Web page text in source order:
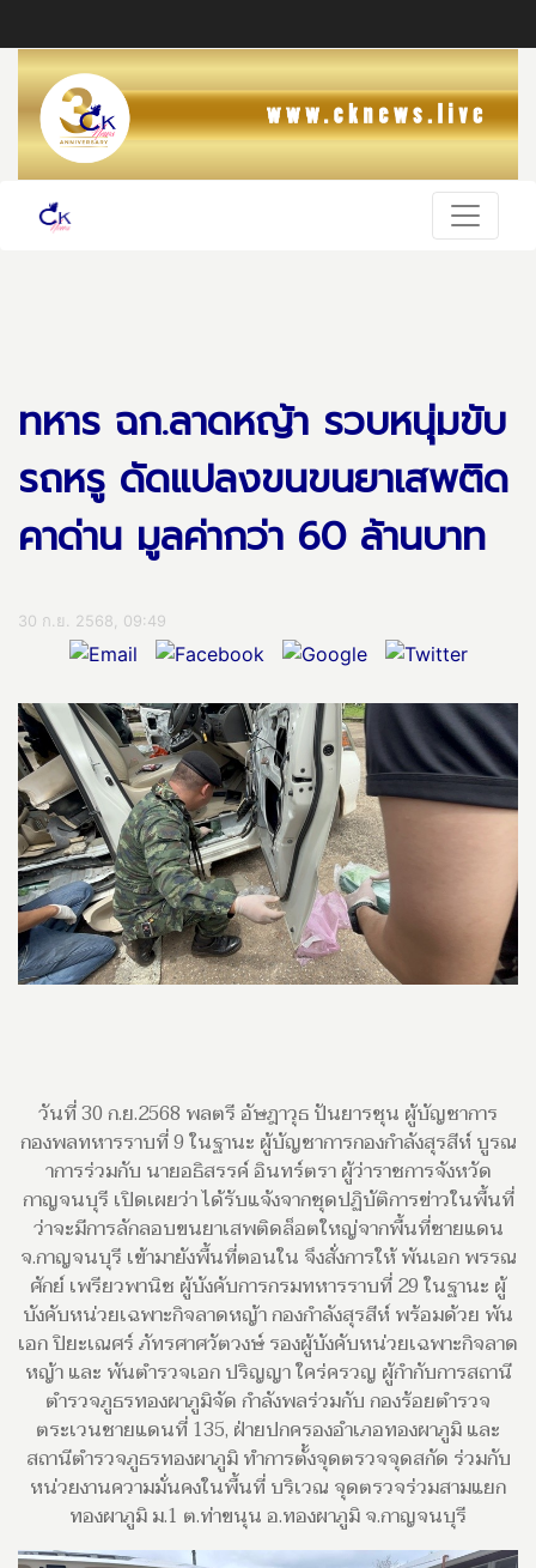
ทหาร ฉก.ลาดหญ้า รวบหนุ่มขับ
รถหรู ดัดแปลงขนขนยาเสพติด
คาด่าน มูลค่ากว่า 60 ล้านบาท
30 ก.ย. 2568, 09:49
วันที่ 30 ก.ย.2568 พลตรี อัษฎาวุธ ปันยารชุน ผู้บัญชาการ
กองพลทหารราบที่ 9 ในฐานะ ผู้บัญชาการกองกำลังสุรสีห์ บูรณ
าการร่วมกับ นายอธิสรรค์ อินทร์ตรา ผู้ว่าราชการจังหวัด
กาญจนบุรี เปิดเผยว่า ได้รับแจ้งจากชุดปฏิบัติการข่าวในพื้นที่
ว่าจะมีการลักลอบขนยาเสพติดล็อตใหญ่จากพื้นที่ชายแดน
จ.กาญจนบุรี เข้ามายังพื้นที่ตอนใน จึงสั่งการให้ พันเอก พรรณ
ศักย์ เพรียวพานิช ผู้บังคับการกรมทหารราบที่ 29 ในฐานะ ผู้
บังคับหน่วยเฉพาะกิจลาดหญ้า กองกำลังสุรสีห์ พร้อมด้วย พัน
เอก ปิยะเณศร์ ภัทรศาศวัตวงษ์ รองผู้บังคับหน่วยเฉพาะกิจลาด
หญ้า และ พันตำรวจเอก ปริญญา ใคร่ครวญ ผู้กำกับการสถานี
ตำรวจภูธรทองผาภูมิจัด กำลังพลร่วมกับ กองร้อยตำรวจ
ตระเวนชายแดนที่ 135, ฝ่ายปกครองอำเภอทองผาภูมิ และ
สถานีตำรวจภูธรทองผาภูมิ ทำการตั้งจุดตรวจจุดสกัด ร่วมกับ
หน่วยงานความมั่นคงในพื้นที่ บริเวณ จุดตรวจร่วมสามแยก
ทองผาภูมิ ม.1 ต.ท่าขนุน อ.ทองผาภูมิ จ.กาญจนบุรี